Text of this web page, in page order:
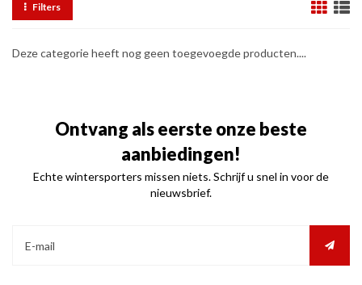
Filters
Deze categorie heeft nog geen toegevoegde producten....
Ontvang als eerste onze beste
aanbiedingen!
Echte wintersporters missen niets. Schrijf u snel in voor de
nieuwsbrief.